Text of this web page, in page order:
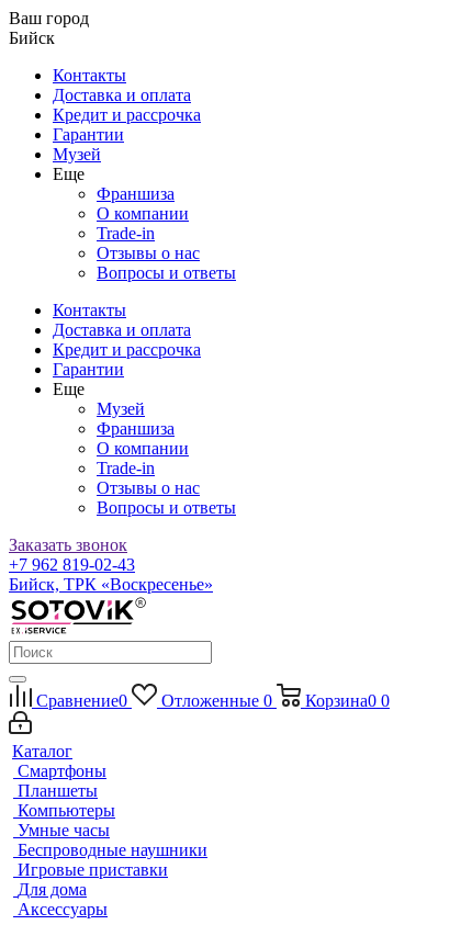
Ваш город
Бийск
Контакты
Доставка и оплата
Кредит и рассрочка
Гарантии
Музей
Еще
Франшиза
О компании
Trade-in
Отзывы о нас
Вопросы и ответы
Контакты
Доставка и оплата
Кредит и рассрочка
Гарантии
Еще
Музей
Франшиза
О компании
Trade-in
Отзывы о нас
Вопросы и ответы
Заказать звонок
+7 962 819-02-43
Бийск, ТРК «Воскресенье»
Сравнение0 Отложенные 0 Корзина0 0
Каталог
Смартфоны
Планшеты
Компьютеры
Умные часы
Беспроводные наушники
Игровые приставки
Для дома
Аксессуары